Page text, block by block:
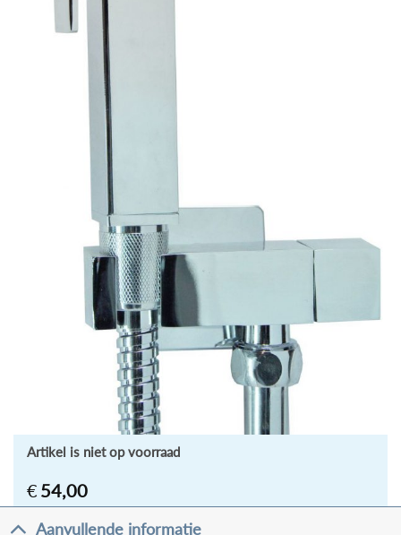
€ 54,00
Artikel is niet op voorraad
Aanvullende informatie